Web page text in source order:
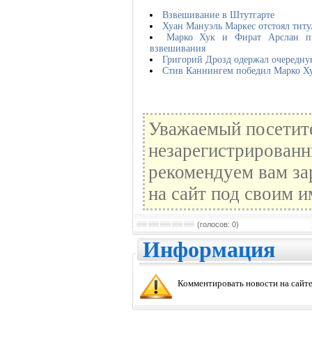
Взвешивание в Штутгарте
Хуан Мануэль Маркес отстоял
Марко Хук и Фират Арслан
взвешивания
Григорий Дрозд одержал
Стив Каннингем победил Марко
Уважаемый
рекомендуем вам
на сайт под своим
(голосов: 0)
Информация
Комментировать новости на